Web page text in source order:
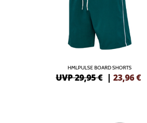
HMLPULSE BOARD SHORTS
UVP 29,95 € | 23,96€